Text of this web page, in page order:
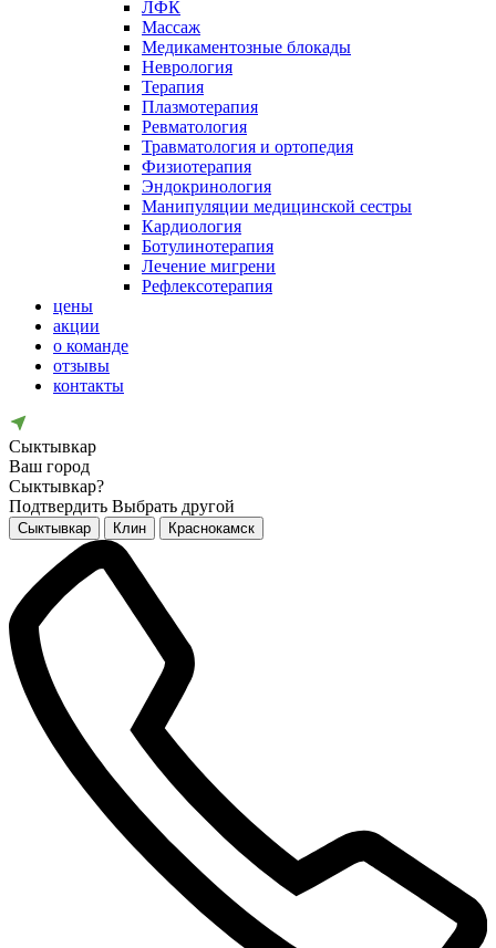
ЛФК
Массаж
Медикаментозные блокады
Неврология
Терапия
Плазмотерапия
Ревматология
Травматология и ортопедия
Физиотерапия
Эндокринология
Манипуляции медицинской сестры
Кардиология
Ботулинотерапия
Лечение мигрени
Рефлексотерапия
цены
акции
о команде
отзывы
контакты
Сыктывкар
Ваш город
Сыктывкар?
Подтвердить Выбрать другой
Сыктывкар Клин Краснокамск